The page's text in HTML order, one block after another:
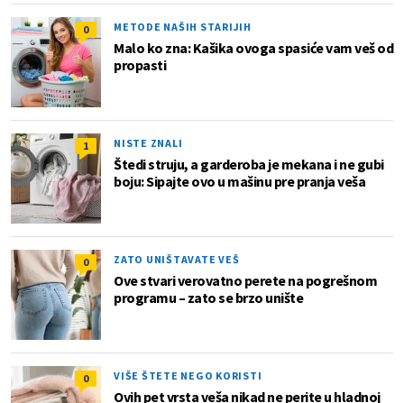
0 METODE NAŠIH STARIJIH
Malo ko zna: Kašika ovoga spasiće vam veš od
propasti
1 NISTE ZNALI
Štedi struju, a garderoba je mekana i ne gubi
boju: Sipajte ovo u mašinu pre pranja veša
0 ZATO UNIŠTAVATE VEŠ
Ove stvari verovatno perete na pogrešnom
programu – zato se brzo unište
0 VIŠE ŠTETE NEGO KORISTI
Ovih pet vrsta veša nikad ne perite u hladnoj